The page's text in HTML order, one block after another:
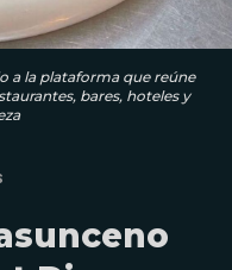
a la plataforma que reúne
bares, hoteles y